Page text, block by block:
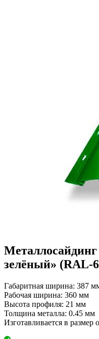
зелёный» (RAL-
Габаритная ширина: 387
Рабочая ширина: 360 мм
Высота профиля: 21 мм
Толщина металла: 0.45 мм
Изготавливается в размер